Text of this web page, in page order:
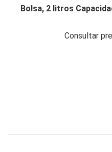
Bolsa, 2 litros
Consultar